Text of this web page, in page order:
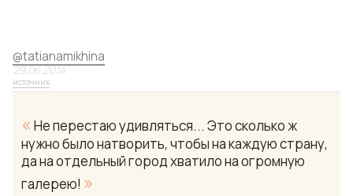
@tatianamikhina
29.06.2014
источник
« Не перестаю удивляться... Это сколько ж
нужно было натворить, чтобы на каждую страну,
да на отдельный город хватило на огромную
галерею! »